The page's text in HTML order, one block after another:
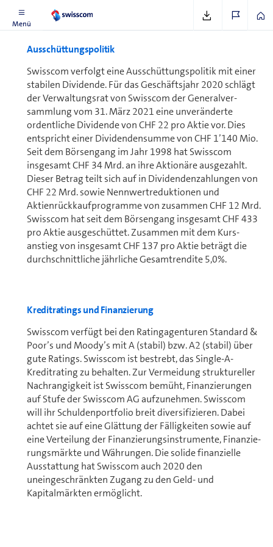
Menü
Ausschüttungspolitik
Swisscom verfolgt eine Ausschüttungspolitik mit einer
stabilen Dividende. Für das Ge­schäfts­jahr 2020 schlägt
der Ver­wal­tungs­rat von Swisscom der Ge­ne­ral­ver­
samm­lung vom 31. März 2021 eine unveränderte
ordentliche Dividende von CHF 22 pro Aktie vor. Dies
entspricht einer Dividenden­summe von CHF 1’140 Mio.
Seit dem Börsengang im Jahr 1998 hat Swisscom
insgesamt CHF 34 Mrd. an ihre Aktionäre ausgezahlt.
Dieser Betrag teilt sich auf in Dividendenzahlungen von
CHF 22 Mrd. sowie Nennwertreduktionen und
Aktienrückkaufprogramme von zusammen CHF 12 Mrd.
Swisscom hat seit dem Börsengang insgesamt CHF 433
pro Aktie ausgeschüttet. Zusammen mit dem Kurs­
anstieg von ins­gesamt CHF 137 pro Aktie beträgt die
durch­schnitt­liche jährliche Gesamtrendite 5,0%.
Kreditratings und Finanzierung
Swisscom verfügt bei den Ratingagenturen Standard &
Poor’s und Moody’s mit A (stabil) bzw. A2 (stabil) über
gute Ratings. Swisscom ist bestrebt, das Single-A-
Kreditrating zu behalten. Zur Vermeidung struktureller
Nachrangigkeit ist Swisscom bemüht, Finanzierungen
auf Stufe der Swisscom AG aufzunehmen. Swisscom
will ihr Schul­den­port­fo­lio breit diversifizieren. Dabei
achtet sie auf eine Glättung der Fälligkeiten sowie auf
eine Verteilung der Fi­nan­zie­rungs­in­stru­men­te, Fi­nan­zie­
rungs­märk­te und Währungen. Die solide finanzielle
Ausstattung hat Swisscom auch 2020 den
uneingeschränkten Zugang zu den Geld- und
Kapitalmärkten ermöglicht.